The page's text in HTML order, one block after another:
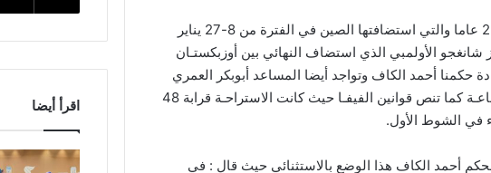
عاشت الكرة الآسيوية اليوم على وقع نهائي بطولة دون 23 عاما والتي استضافتها الصين في الفترة من 8-27 يناير
الأولمبي الذي استضاف النهائي بين أوزبكستـان
حكمنا أحمد الكاف وتواجد أيضا المساعد أبوبكر العمري
على الخطوط والذي رفض إقامة الشوط الثاني بعد ربع ساعـة كما تنص قوانين الفيفـا حيث كانت الاستراحـة قرابة 48
في الشوط الأول.
أحمد الكاف هذا الوضع بالاستثنائي حيث قال : في
اقرأ أيضا